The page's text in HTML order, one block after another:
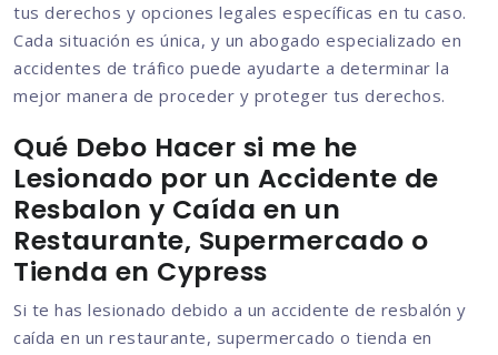
tus derechos y opciones legales específicas en tu caso.
Cada situación es única, y un abogado especializado en
accidentes de tráfico puede ayudarte a determinar la
mejor manera de proceder y proteger tus derechos.
Qué Debo Hacer si me he
Lesionado por un Accidente de
Resbalon y Caída en un
Restaurante, Supermercado o
Tienda en Cypress
Si te has lesionado debido a un accidente de resbalón y
caída en un restaurante, supermercado o tienda en